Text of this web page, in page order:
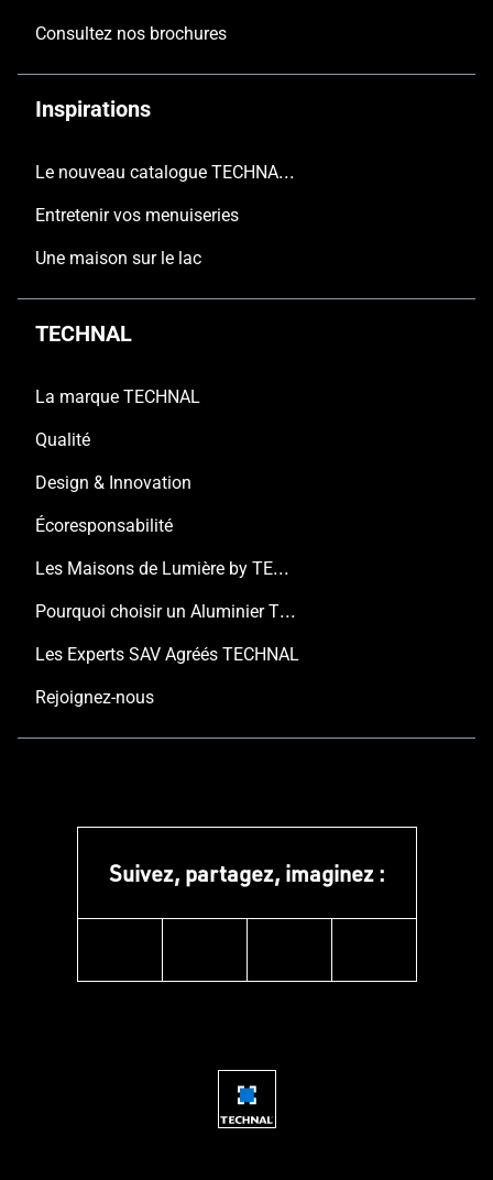
Consultez nos brochures
Inspirations
Le nouveau catalogue TECHNAL est arrivé
Entretenir vos menuiseries
Une maison sur le lac
TECHNAL
La marque TECHNAL
Qualité
Design & Innovation
Écoresponsabilité
Les Maisons de Lumière by TECHNAL
Pourquoi choisir un Aluminier TECHNAL ?
Les Experts SAV Agréés TECHNAL
Rejoignez-nous
Suivez, partagez, imaginez :